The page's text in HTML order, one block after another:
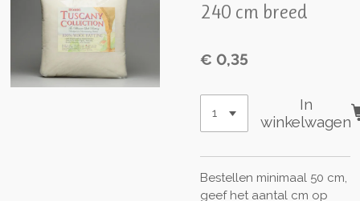
240 cm breed
€ 0,35
In
winkelwagen
Bestellen minimaal 50 cm,
geef het aantal cm op